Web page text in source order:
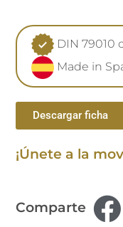
DIN 79010
Made in
Descargar ficha
¡Únete a la
Comparte